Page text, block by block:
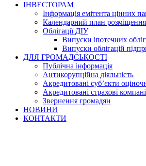
ІНВЕСТОРАМ
Інформація емітента цінних
Календарний план розміщення
Облігації ДІУ
Випуски іпотечних
Випуски облігацій
ДЛЯ ГРОМАДСЬКОСТІ
Публічна інформація
Антикорупційна діяльність
Акредитовані суб’єкти
Акредитовані страхові
Звернення громадян
НОВИНИ
КОНТАКТИ